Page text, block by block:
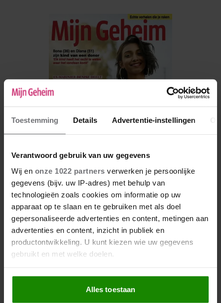
Toestemming Details Advertentie-instellingen
Verantwoord gebruik van uw gegevens
Wij en onze 1022 partners verwerken je persoonlijke
gegevens (bijv. uw IP-adres) met behulp van
technologieën zoals cookies om informatie op uw
apparaat op te slaan en te gebruiken met als doel
gepersonaliseerde advertenties en content, metingen aan
advertenties en content, inzicht in publiek en
productontwikkeling. U kunt kiezen wie uw gegevens
gebruikt en met welke doelen.
Als u het toestaat, willen we ook graag:
Informatie verzamelen over uw geografische locatie,
Alles toestaan
De nieuwe Mijn Geheim ligt nu in de winkel
Abonneren
Digitaal lezen
Los kopen